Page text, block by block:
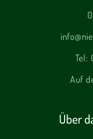
Tel:
Auf
Über